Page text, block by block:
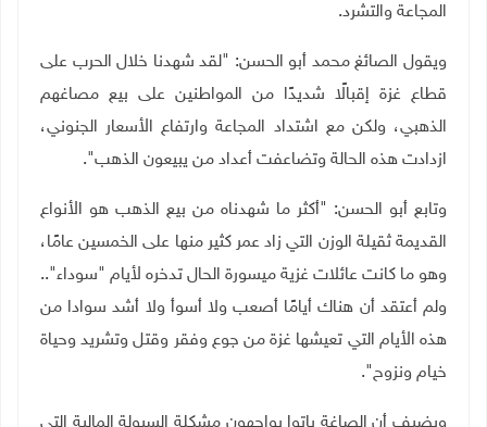
المجاعة والتشرد.
ويقول الصائغ محمد أبو الحسن: "لقد شهدنا خلال الحرب على
قطاع غزة إقبالًا شديدًا من المواطنين على بيع مصاغهم
الذهبي، ولكن مع اشتداد المجاعة وارتفاع الأسعار الجنوني،
ازدادت هذه الحالة وتضاعفت أعداد من يبيعون الذهب".
وتابع أبو الحسن: "أكثر ما شهدناه من بيع الذهب هو الأنواع
القديمة ثقيلة الوزن التي زاد عمر كثير منها على الخمسين عامًا،
وهو ما كانت عائلات غزية ميسورة الحال تدخره لأيام "سوداء"..
ولم أعتقد أن هناك أيامًا أصعب ولا أسوأ ولا أشد سوادا من
هذه الأيام التي تعيشها غزة من جوع وفقر وقتل وتشريد وحياة
خيام ونزوح".
ويضيف أن الصاغة باتوا يواجهون مشكلة السيولة المالية التي